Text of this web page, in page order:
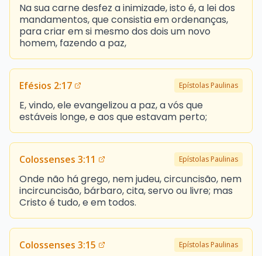
Na sua carne desfez a inimizade, isto é, a lei dos
mandamentos, que consistia em ordenanças,
para criar em si mesmo dos dois um novo
homem, fazendo a paz,
Efésios 2:17 Epístolas Paulinas
E, vindo, ele evangelizou a paz, a vós que
estáveis longe, e aos que estavam perto;
Colossenses 3:11 Epístolas Paulinas
Onde não há grego, nem judeu, circuncisão, nem
incircuncisão, bárbaro, cita, servo ou livre; mas
Cristo é tudo, e em todos.
Colossenses 3:15 Epístolas Paulinas